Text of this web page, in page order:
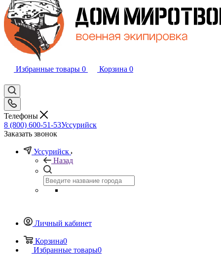
Избранные товары 0 Корзина 0
Телефоны
8 (800) 600-51-53Уссурийск
Заказать звонок
Уссурийск
Назад
Личный кабинет
Корзина0
Избранные товары0